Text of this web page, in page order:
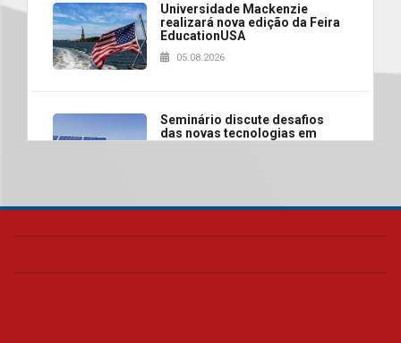
Universidade Mackenzie
realizará nova edição da Feira
EducationUSA
05.08.2026
Seminário discute desafios
das novas tecnologias em